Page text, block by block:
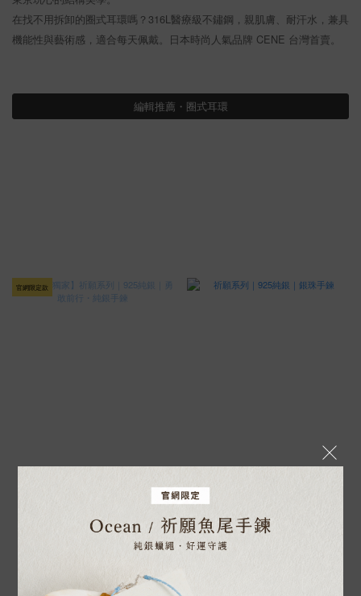
在找不用拆卸的圈式耳環嗎？316L醫療級不鏽鋼，親肌膚、耐汗水，兼具
機能性與藝術感，適合每天佩戴。日本時尚人氣品牌 CENE 台灣首賣。
編輯推薦・圈式耳環
官網限定款
售完
勇敢前行・純銀手鍊
NT$800